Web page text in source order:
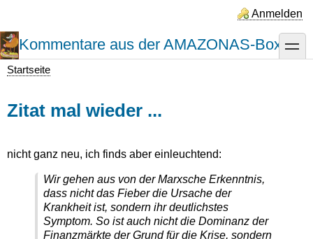
Inhalt
Anmelden
Kommentare aus der AMAZONAS-Box toggle
Startseite
Zitat mal wieder ...
nicht ganz neu, ich finds aber einleuchtend:
Wir gehen aus von der Marxsche Erkenntnis,
dass nicht das Fieber die Ursache der
Krankheit ist, sondern ihr deutlichstes
Symptom. So ist auch nicht die Dominanz der
Finanzmärkte der Grund für die Krise, sondern